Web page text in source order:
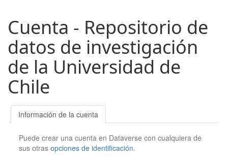
Cuenta - Repositorio de
datos de investigación
de la Universidad de
Chile
Información de la cuenta
Puede crear una cuenta en Dataverse con cualquiera de
sus otrasopciones de identificación.